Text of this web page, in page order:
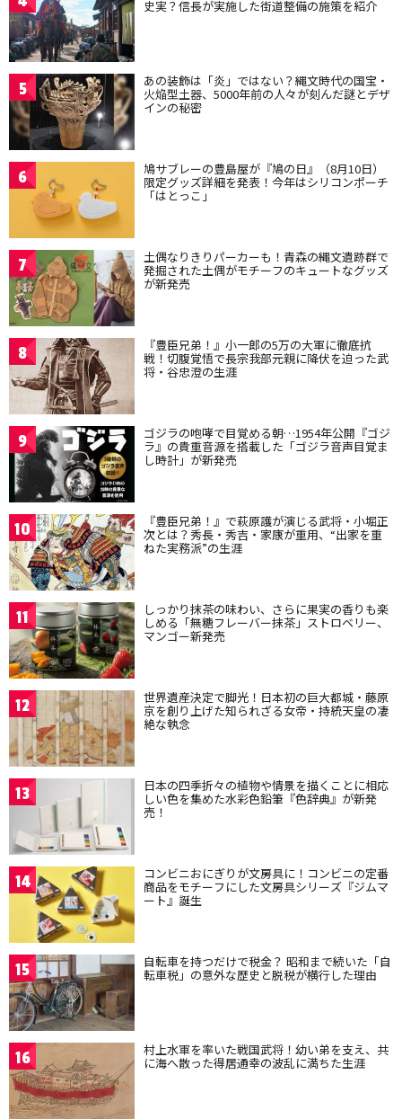
史実？信長が実施した街道整備の施策を紹介
5 あの装飾は「炎」ではない？縄文時代の国宝・
火焔型土器、5000年前の人々が刻んだ謎とデザ
インの秘密
6 鳩サブレーの豊島屋が『鳩の日』（8月10日）
限定グッズ詳細を発表！今年はシリコンポーチ
「はとっこ」
7 土偶なりきりパーカーも！青森の縄文遺跡群で
発掘された土偶がモチーフのキュートなグッズ
が新発売
8 『豊臣兄弟！』小一郎の5万の大軍に徹底抗
戦！切腹覚悟で長宗我部元親に降伏を迫った武
将・谷忠澄の生涯
9 ゴジラの咆哮で目覚める朝…1954年公開『ゴジ
ラ』の貴重音源を搭載した「ゴジラ音声目覚ま
し時計」が新発売
10 『豊臣兄弟！』で萩原護が演じる武将・小堀正
次とは？秀長・秀吉・家康が重用、“出家を重
ねた実務派”の生涯
11 しっかり抹茶の味わい、さらに果実の香りも楽
しめる「無糖フレーバー抹茶」ストロベリー、
マンゴー新発売
12 世界遺産決定で脚光！日本初の巨大都城・藤原
京を創り上げた知られざる女帝・持統天皇の凄
絶な執念
13 日本の四季折々の植物や情景を描くことに相応
しい色を集めた水彩色鉛筆『色辞典』が新発
売！
14 コンビニおにぎりが文房具に！コンビニの定番
商品をモチーフにした文房具シリーズ『ジムマ
ート』誕生
15 自転車を持つだけで税金？ 昭和まで続いた「自
転車税」の意外な歴史と脱税が横行した理由
16 村上水軍を率いた戦国武将！幼い弟を支え、共
に海へ散った得居通幸の波乱に満ちた生涯